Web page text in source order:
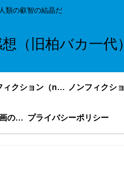
類の叡智の結晶だ
（旧柏バカ一代）
ノンフィクション（nonfiction）更新順
ライトノベル・漫画の感想・ネタバレまとめ｜こもの読書感想 プライバシーポリシー